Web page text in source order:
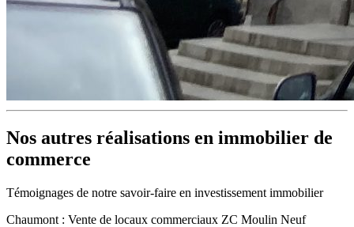
Nos autres réalisations en immobilier de
commerce
Témoignages de notre savoir-faire en investissement immobilier
Chaumont : Vente de locaux commerciaux ZC Moulin Neuf